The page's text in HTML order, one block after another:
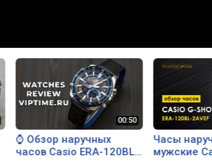
⌚ Обзор наручных
часов Casio ERA-120BL-
Часы
мужские